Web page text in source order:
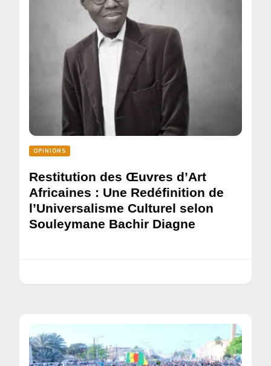
OPINIONS
Restitution des Œuvres d’Art
Africaines : Une Redéfinition de
l’Universalisme Culturel selon
Souleymane Bachir Diagne